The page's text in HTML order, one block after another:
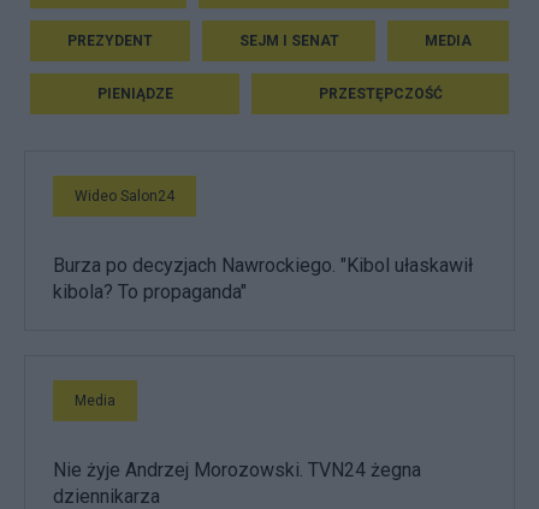
PREZYDENT SEJM I SENAT MEDIA
PIENIĄDZE PRZESTĘPCZOŚĆ
Wideo Salon24
Burza po decyzjach Nawrockiego. "Kibol ułaskawił
kibola? To propaganda"
Media
Nie żyje Andrzej Morozowski. TVN24 żegna
dziennikarza